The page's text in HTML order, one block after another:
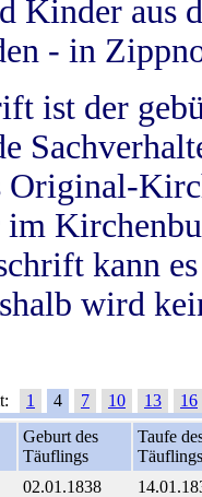
Kinder aus
- in
ist der
kann
wird
1 4 7 10 13
16
Geburt des
Täuflings
Taufe
Täuflings
02.01.1838